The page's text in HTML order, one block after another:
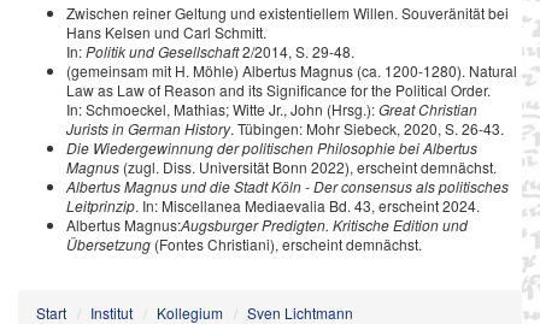
Zwischen reiner Geltung und existentiellem Willen. Souveränität bei
Hans Kelsen und Carl Schmitt.
In:Politik und Gesellschaft2/2014, S. 29-48.
(gemeinsam mit H. Möhle) Albertus Magnus (ca. 1200-1280). Natural
Law as Law of Reason and its Significance for the Political Order.
In: Schmoeckel, Mathias; Witte Jr., John (Hrsg.):Great Christian
Jurists in German History. Tübingen: Mohr Siebeck, 2020, S. 26-43.
Die Wiedergewinnung der politischen Philosophie bei Albertus
Magnus (zugl. Diss. Universität Bonn 2022), erscheint demnächst.
Albertus Magnus und die Stadt Köln - Der consensus als politisches
Leitprinzip. In: Miscellanea Mediaevalia Bd. 43, erscheint 2024.
Albertus Magnus:Augsburger Predigten. Kritische Edition und
Übersetzung (Fontes Christiani), erscheint demnächst.
Start Institut Kollegium Sven Lichtmann